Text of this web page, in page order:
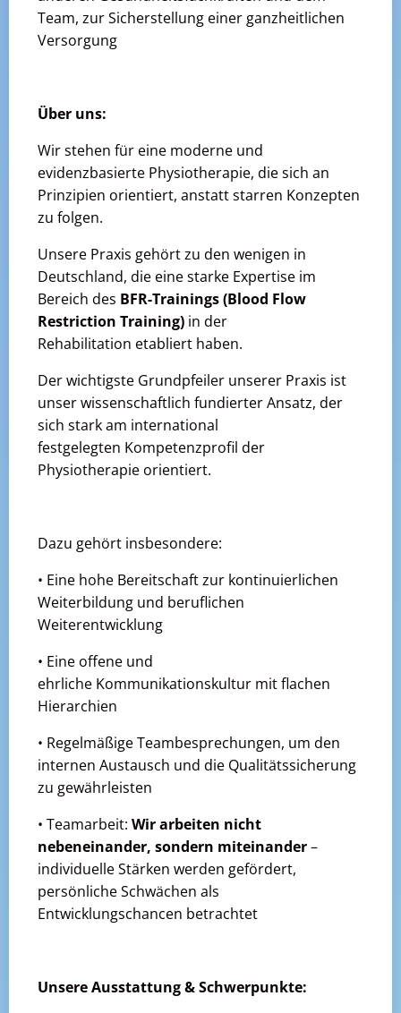
Team, zur Sicherstellung einer ganzheitlichen
Versorgung
Über uns:
Wir stehen für eine moderne und
evidenzbasierte Physiotherapie, die sich an
Prinzipien orientiert, anstatt starren Konzepten
zu folgen.
Unsere Praxis gehört zu den wenigen in
Deutschland, die eine starke Expertise im
Bereich des BFR-Trainings (Blood Flow
Restriction Training) in der
Rehabilitation etabliert haben.
Der wichtigste Grundpfeiler unserer Praxis ist
unser wissenschaftlich fundierter Ansatz, der
sich stark am international
festgelegten Kompetenzprofil der
Physiotherapie orientiert.
Dazu gehört insbesondere:
• Eine hohe Bereitschaft zur kontinuierlichen
Weiterbildung und beruflichen
Weiterentwicklung
• Eine offene und
ehrliche Kommunikationskultur mit flachen
Hierarchien
• Regelmäßige Teambesprechungen, um den
internen Austausch und die Qualitätssicherung
zu gewährleisten
• Teamarbeit: Wir arbeiten nicht
nebeneinander, sondern miteinander–
individuelle Stärken werden gefördert,
persönliche Schwächen als
Entwicklungschancen betrachtet
Unsere Ausstattung & Schwerpunkte: